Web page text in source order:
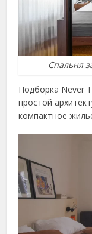
Спальня
Подборка Never
простой
компактное